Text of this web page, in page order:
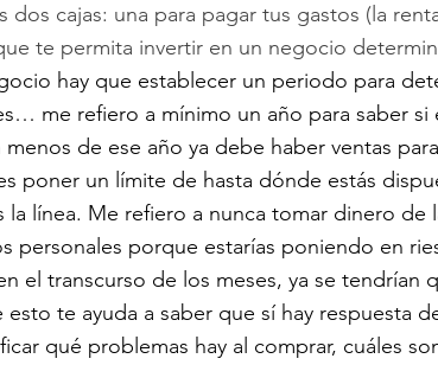
dos cajas: una para pagar tus gastos (la
te permita invertir en un negocio
hay que establecer un periodo para
me refiero a mínimo un año para saber si
de ese año ya debe haber ventas
poner un límite de hasta dónde estás
la línea. Me refiero a nunca tomar dinero de
personales porque estarías poniendo en
el transcurso de los meses, ya se tendrían
te ayuda a saber que sí hay respuesta
qué problemas hay al comprar, cuáles